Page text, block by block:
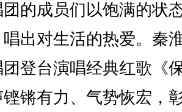
的成员们以饱满的状
出对生活的热爱。秦
登台演唱经典红歌《
锵有力、气势恢宏，